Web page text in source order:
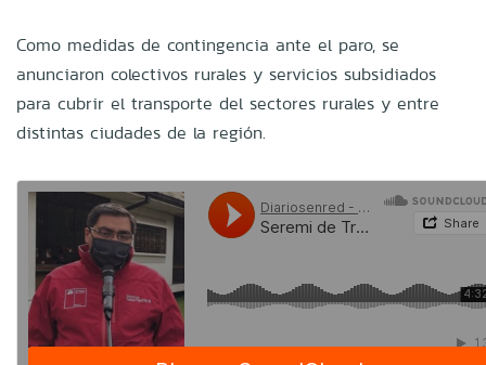
Como medidas de contingencia ante el paro, se
anunciaron colectivos rurales y servicios subsidiados
para cubrir el transporte del sectores rurales y entre
distintas ciudades de la región.